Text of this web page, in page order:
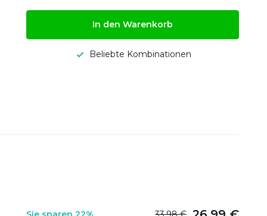
In den Warenkorb
Beliebte Kombinationen